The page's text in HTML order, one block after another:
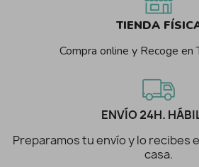
TIENDA
Compra online y Recoge en
ENVÍO 24H.
Preparamos tu envío y lo recibes
casa.